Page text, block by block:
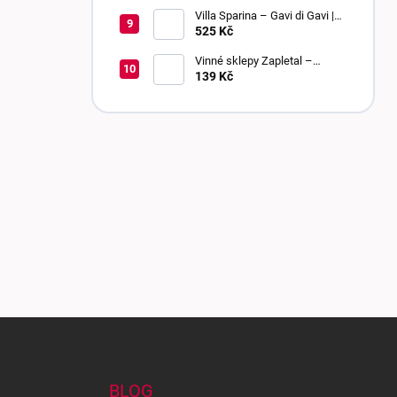
Villa Sparina – Gavi di Gavi |
DOCG | suché
525 Kč
Vinné sklepy Zapletal –
Chardonnay 2024 | kabinetní
139 Kč
BLOG